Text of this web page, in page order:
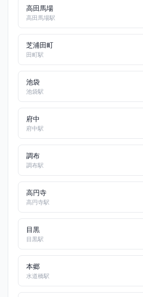
高田馬場
高田馬場駅
芝浦田町
田町駅
池袋
池袋駅
府中
府中駅
調布
調布駅
高円寺
高円寺駅
目黒
目黒駅
本郷
水道橋駅